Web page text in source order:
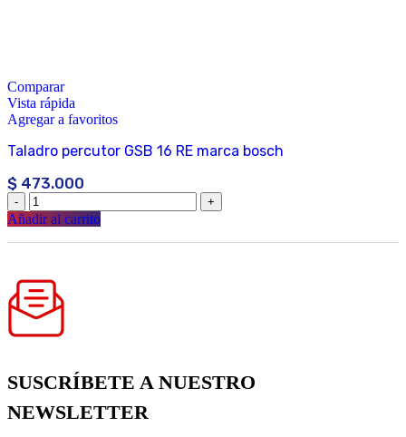
Comparar
Vista rápida
Agregar a favoritos
Taladro percutor GSB 16 RE marca bosch
$ 473.000
Añadir al carrito
SUSCRÍBETE A NUESTRO
NEWSLETTER